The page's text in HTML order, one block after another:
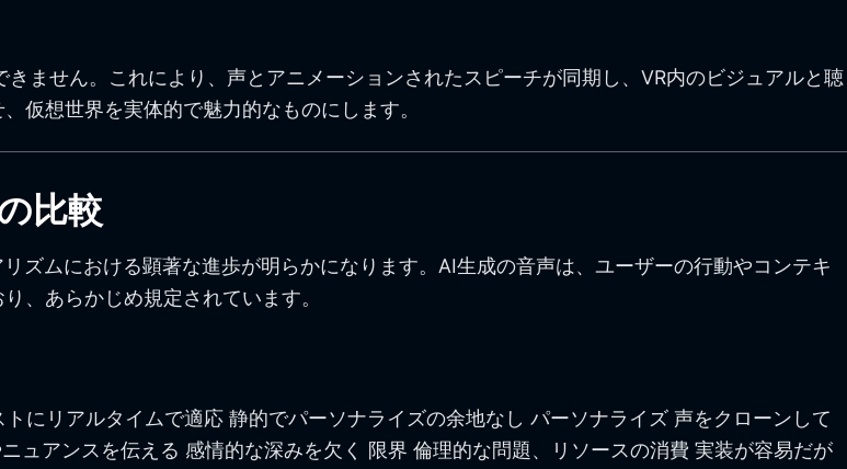
ません。これにより、声とアニメーションされたスピーチが同期し、VR内のビジュアルと聴
仮想世界を実体的で魅力的なものにします。
比較
ズムにおける顕著な進歩が明らかになります。AI生成の音声は、ユーザーの行動やコンテキ
、あらかじめ規定されています。
にリアルタイムで適応 静的でパーソナライズの余地なし パーソナライズ 声をクローンして
ュアンスを伝える 感情的な深みを欠く 限界 倫理的な問題、リソースの消費 実装が容易だが